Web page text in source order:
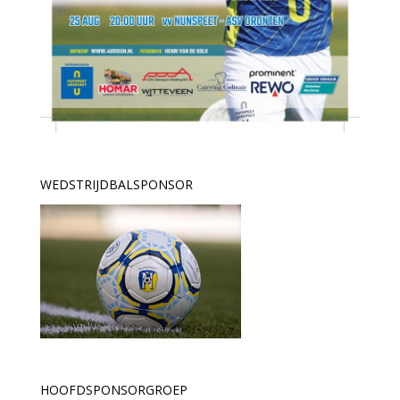
WEDSTRIJDBALSPONSOR
HOOFDSPONSORGROEP